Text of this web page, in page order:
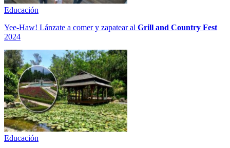
Educación
Yee-Haw! Lánzate a comer y zapatear al Grill and Country Fest
2024
Educación